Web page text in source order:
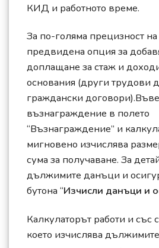
КИД и работното време.
За по-голяма прецизност на
предвидена опция за
доплащане за стаж и
основания (други трудови
граждански
възнаграждение в полето
“Възнаграждение” и
мигновено изчислява
сума за получаване. За
дължимите данъци и
бутона “Изчисли данъци и
Калкулаторът работи и със
което изчислява